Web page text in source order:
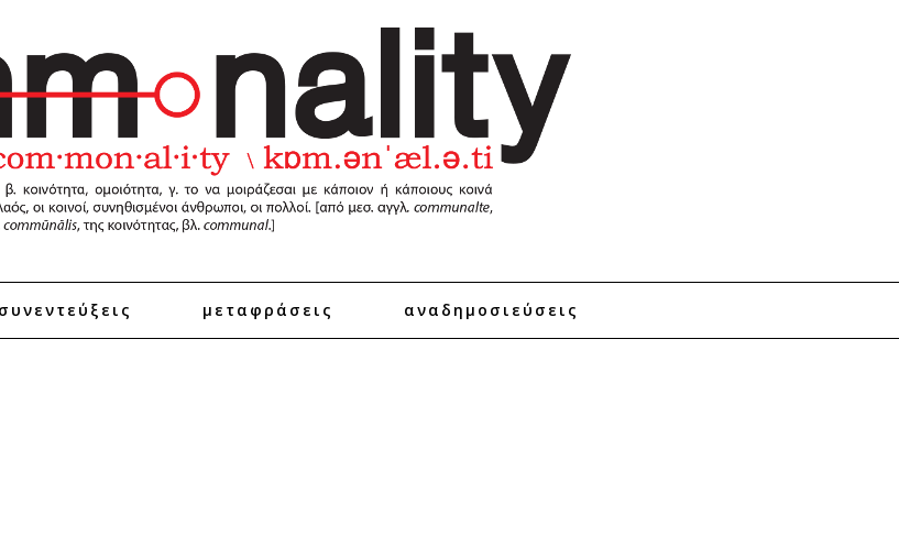
συνεντεύξεις μεταφράσεις αναδημοσιεύσεις